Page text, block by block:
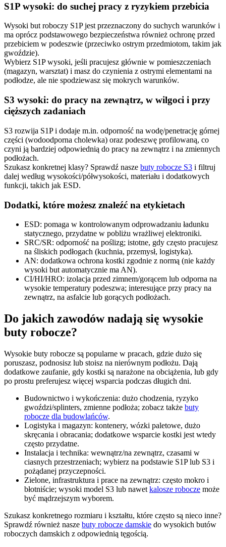
S1P wysoki: do suchej pracy z ryzykiem przebicia
Wysoki but roboczy S1P jest przeznaczony do suchych warunków i
ma oprócz podstawowego bezpieczeństwa również ochronę przed
przebiciem w podeszwie (przeciwko ostrym przedmiotom, takim jak
gwoździe).
Wybierz S1P wysoki, jeśli pracujesz głównie w pomieszczeniach
(magazyn, warsztat) i masz do czynienia z ostrymi elementami na
podłodze, ale nie spodziewasz się mokrych warunków.
S3 wysoki: do pracy na zewnątrz, w wilgoci i przy
cięższych zadaniach
S3 rozwija S1P i dodaje m.in. odporność na wodę/penetrację górnej
części (wodoodporna cholewka) oraz podeszwę profilowaną, co
czyni ją bardziej odpowiednią do pracy na zewnątrz i na zmiennych
podłożach.
Szukasz konkretnej klasy? Sprawdź nasze buty robocze S3 i filtruj
dalej według wysokości/półwysokości, materiału i dodatkowych
funkcji, takich jak ESD.
Dodatki, które możesz znaleźć na etykietach
ESD: pomaga w kontrolowanym odprowadzaniu ładunku
statycznego, przydatne w pobliżu wrażliwej elektroniki.
SRC/SR: odporność na poślizg; istotne, gdy często pracujesz
na śliskich podłogach (kuchnia, przemysł, logistyka).
AN: dodatkowa ochrona kostki zgodnie z normą (nie każdy
wysoki but automatycznie ma AN).
CI/HI/HRO: izolacja przed zimnem/gorącem lub odporna na
wysokie temperatury podeszwa; interesujące przy pracy na
zewnątrz, na asfalcie lub gorących podłożach.
Do jakich zawodów nadają się wysokie
buty robocze?
Wysokie buty robocze są popularne w pracach, gdzie dużo się
poruszasz, podnosisz lub stoisz na nierównym podłożu. Dają
dodatkowe zaufanie, gdy kostki są narażone na obciążenia, lub gdy
po prostu preferujesz więcej wsparcia podczas długich dni.
Budownictwo i wykończenia: dużo chodzenia, ryzyko
gwoździ/splinters, zmienne podłoża; zobacz także buty
robocze dla budowlańców.
Logistyka i magazyn: kontenery, wózki paletowe, dużo
skręcania i obracania; dodatkowe wsparcie kostki jest wtedy
często przydatne.
Instalacja i technika: wewnątrz/na zewnątrz, czasami w
ciasnych przestrzeniach; wybierz na podstawie S1P lub S3 i
pożądanej przyczepności.
Zielone, infrastruktura i prace na zewnątrz: często mokro i
błotniście; wysoki model S3 lub nawet kalosze robocze może
być mądrzejszym wyborem.
Szukasz konkretnego rozmiaru i kształtu, które często są nieco inne?
Sprawdź również nasze buty robocze damskie do wysokich butów
roboczych damskich z odpowiednią tęgością.